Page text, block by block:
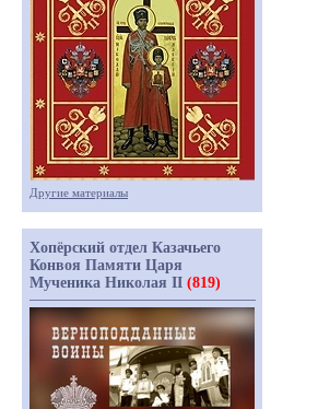
Другие материалы
Хопёрский отдел Казачьего
Конвоя Памяти Царя
Мученика Николая II (819)